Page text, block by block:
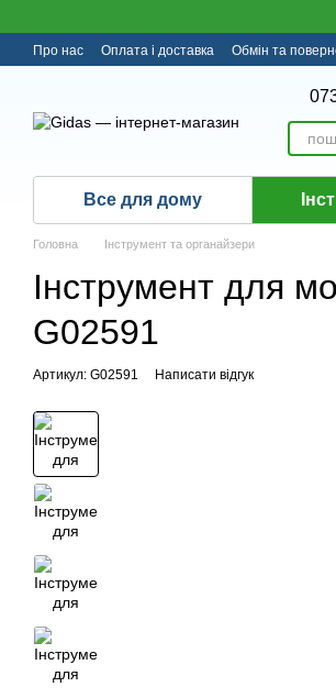
Про нас Оплата і доставка Обмін та
Все для дому
Головна Інструмент та органайзери
Інструмент для
G02591
Артикул: G02591 Написати відгук